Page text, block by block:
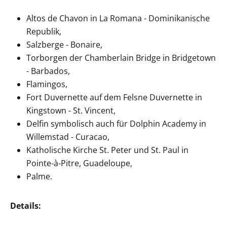
Altos de Chavon in La Romana - Dominikanische
Republik,
Salzberge - Bonaire,
Torborgen der Chamberlain Bridge in Bridgetown
- Barbados,
Flamingos,
Fort Duvernette auf dem Felsne Duvernette in
Kingstown - St. Vincent,
Delfin symbolisch auch für Dolphin Academy in
Willemstad - Curacao,
Katholische Kirche St. Peter und St. Paul in
Pointe-à-Pitre, Guadeloupe,
Palme.
Details: